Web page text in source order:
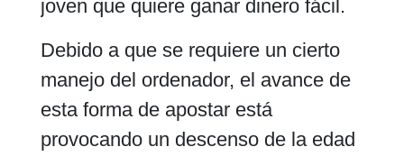
joven que quiere ganar dinero fácil.
Debido a que se requiere un cierto
manejo del ordenador, el avance de
esta forma de apostar está
provocando un descenso de la edad